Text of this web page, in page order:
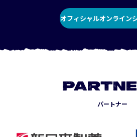
オフィシャルオンライン
パートナー